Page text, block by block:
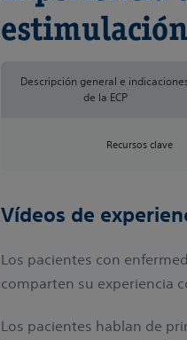
Descripción general e
de la ECP
Recursos clave
Vídeos de
Los pacientes con
comparten su experiencia
Los pacientes hablan de